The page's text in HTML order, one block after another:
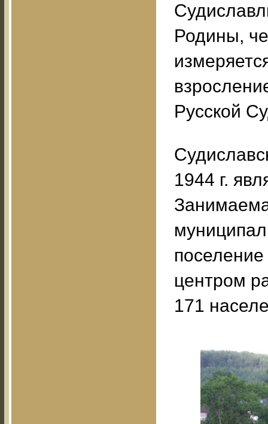
Родины,
Русской
1944 г.
центром
171